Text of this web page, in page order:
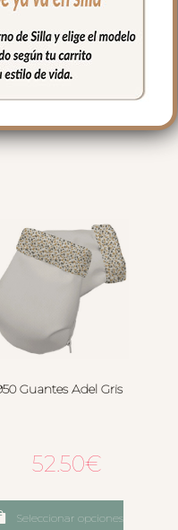
Guantes Adel Gris
52.50€
Seleccionar opciones